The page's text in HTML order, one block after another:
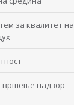
за квалитет на
вршење надзор